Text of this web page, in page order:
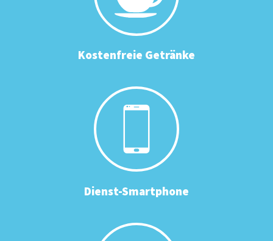
Kostenfreie Getränke
Dienst-Smartphone